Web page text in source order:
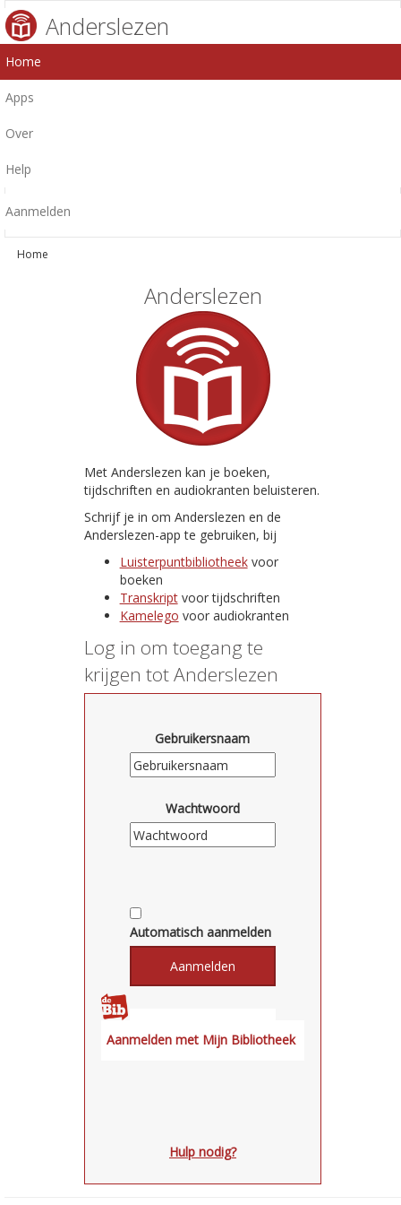
Anderslezen
Home
Apps
Over
Help
Aanmelden
Home
Anderslezen
Met Anderslezen kan je boeken,
tijdschriften en audiokranten beluisteren.
Schrijf je in om Anderslezen en de
Anderslezen-app te gebruiken, bij
Luisterpuntbibliotheekvoor
boeken
Transkriptvoor tijdschriften
Kamelego voor audiokranten
Log in om toegang te
krijgen tot Anderslezen
Gebruikersnaam
Wachtwoord
Automatisch aanmelden
Hulp nodig?